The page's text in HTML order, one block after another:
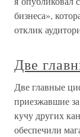
бизнеса»,
отклик
Две
Две главные
приезжавшие
кучу других
обеспечили